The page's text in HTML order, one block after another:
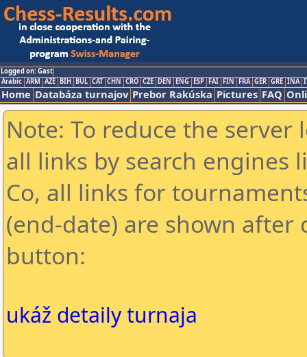
Logged on: Gast
Arabic ARM AZE BIH BUL CAT CHN CRO CZE DEN ENG ESP FAI FIN FRA GER GRE INA
Home Databáza turnajov Prebor Rakúska Pictures FAQ
Note: To reduce the
all links by search engines
Co, all links for
(end-date) are shown
button:
ukáž detaily turnaja